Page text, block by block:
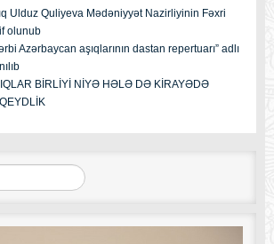
Ulduz Quliyeva Mədəniyyət Nazirliyinin Fəxri
olunub
Azərbaycan aşıqlarının dastan repertuarı” adlı
BİRLİYİ NİYƏ HƏLƏ DƏ KİRAYƏDƏ